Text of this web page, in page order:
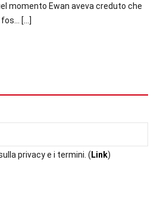
momento Ewan aveva creduto che
[…]
privacy e i termini. ( Link)